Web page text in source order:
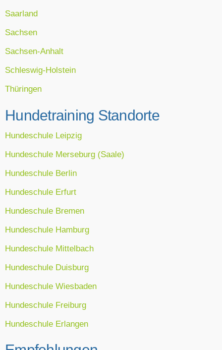
Saarland
Sachsen
Sachsen-Anhalt
Schleswig-Holstein
Thüringen
Hundetraining Standorte
Hundeschule Leipzig
Hundeschule Merseburg (Saale)
Hundeschule Berlin
Hundeschule Erfurt
Hundeschule Bremen
Hundeschule Hamburg
Hundeschule Mittelbach
Hundeschule Duisburg
Hundeschule Wiesbaden
Hundeschule Freiburg
Hundeschule Erlangen